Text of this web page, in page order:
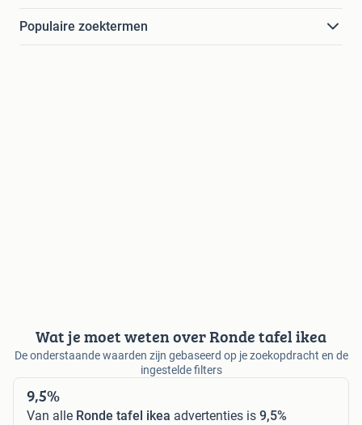
Populaire zoektermen
Wat je moet weten over Ronde tafel ikea
De onderstaande waarden zijn gebaseerd op je zoekopdracht en de
ingestelde filters
9,5%
Van alle Ronde tafel ikea advertenties is 9,5%